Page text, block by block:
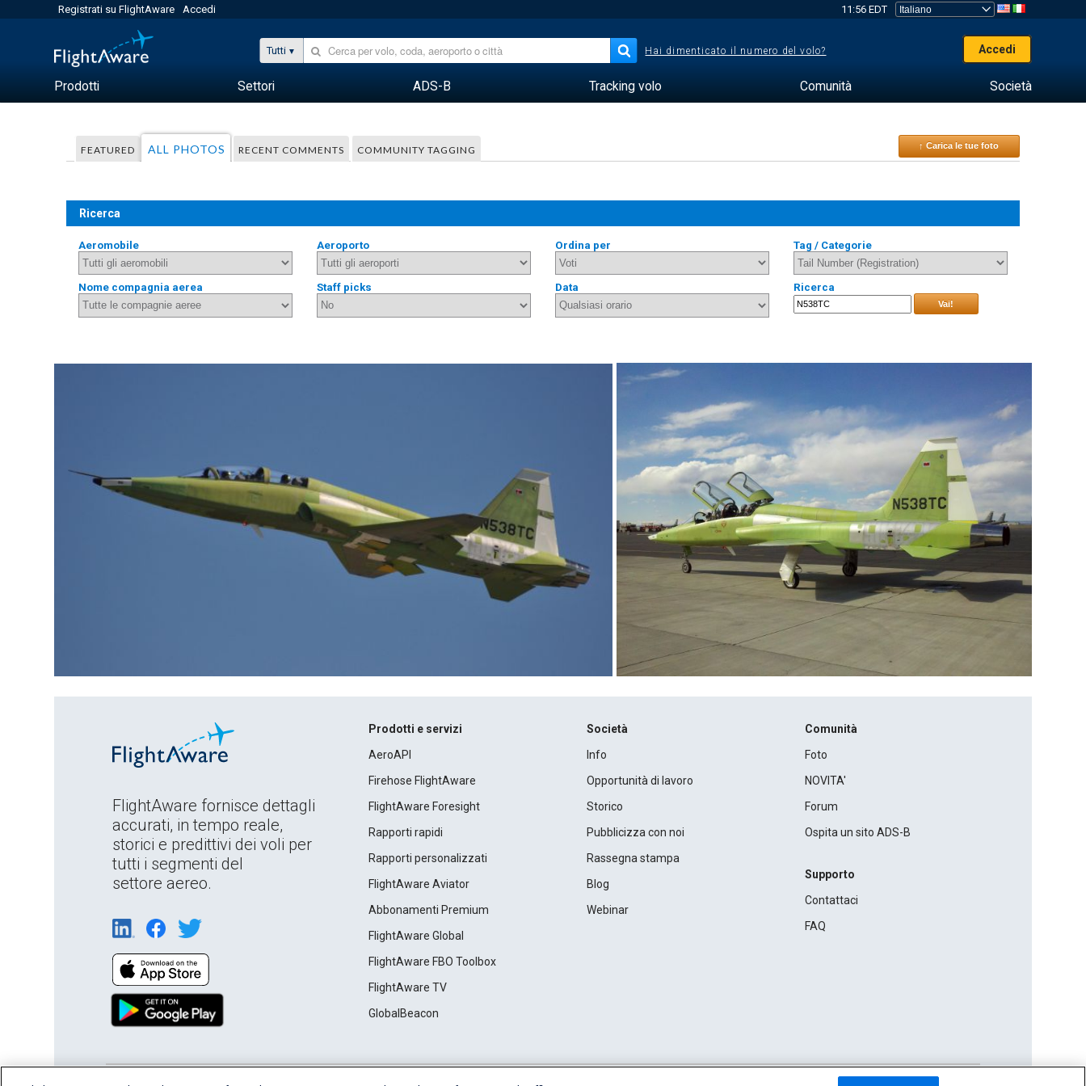
Registrati su FlightAware Accedi 11:56 EDT
Tutti Hai dimenticato il numero del volo? Accedi
Prodotti Settori ADS-B Tracking volo Comunità Società
FEATURED ALL PHOTOS RECENT COMMENTS COMMUNITY TAGGING ↑ Carica le tue foto
Ricerca
Aeromobile Aeroporto Ordina per Tag / Categorie
Nome compagnia aerea Staff picks Data Ricerca
Vai!
FlightAware fornisce dettagli
accurati, in tempo reale,
storici e predittivi dei voli per
tutti i segmenti del
settore aereo.
Prodotti e servizi
AeroAPI
Firehose FlightAware
FlightAware Foresight
Rapporti rapidi
Rapporti personalizzati
FlightAware Aviator
Abbonamenti Premium
FlightAware Global
FlightAware FBO Toolbox
FlightAware TV
GlobalBeacon
Società
Info
Opportunità di lavoro
Storico
Pubblicizza con noi
Rassegna stampa
Blog
Webinar
Comunità
Foto
NOVITA'
Forum
Ospita un sito ADS-B
Supporto
Contattaci
FAQ